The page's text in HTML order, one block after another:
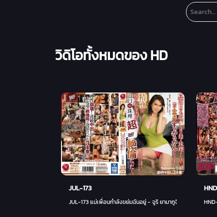
วิดิโอทั้งหมดของ HD
JUL-173
JUL-173 แม่เพื่อนกำลังขย่มฉันอยู่ - จูริ ยามากูจิ